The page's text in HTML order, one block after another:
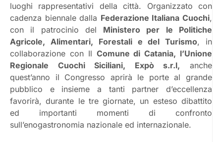
luoghi rappresentativi della città. Organizzato con
cadenza biennale dalla Federazione Italiana Cuochi,
con il patrocinio del Ministero per le Politiche
Agricole, Alimentari, Forestali e del Turismo, in
collaborazione con Il Comune di Catania, l’Unione
Regionale Cuochi Siciliani, Expò s.r.l, anche
quest’anno il Congresso aprirà le porte al grande
pubblico e insieme a tanti partner d’eccellenza
favorirà, durante le tre giornate, un esteso dibattito
ed importanti momenti di confronto
sull’enogastronomia nazionale ed internazionale.